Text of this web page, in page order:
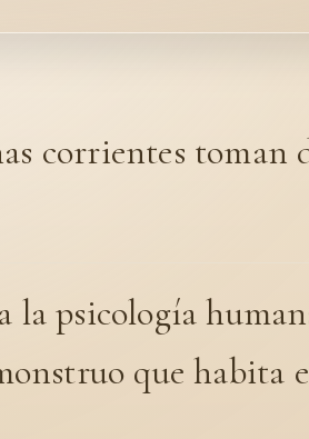
corrientes toman
la psicología
que habita